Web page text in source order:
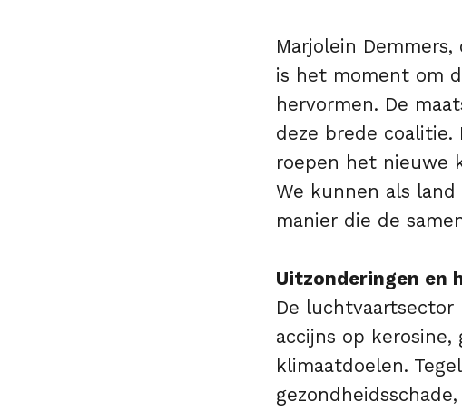
Marjolein
is het moment om
hervormen. De
deze brede coalitie.
roepen het nieuwe
We kunnen als
manier die de
Uitzonderingen en
De
accijns op
klimaatdoelen.